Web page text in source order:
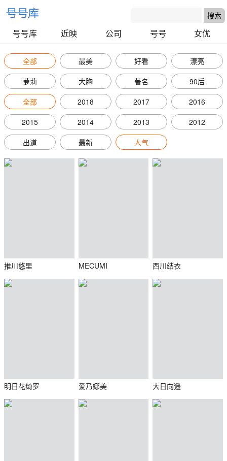
号号库 近映 公司 号号 女优
全部 最美 好看
漂亮
萝莉
大胸 著名
90后
全部
2018 2017
2016
2015
2014 2013
2012
出道
最新 人气
推川悠里 MECUMI 西川结衣
明日花绮罗 爱乃娜美 大日向遥